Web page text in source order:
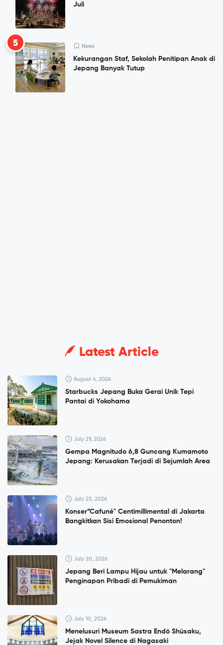
Juli
5 News
Kekurangan Staf, Sekolah Penitipan Anak di
Jepang Banyak Tutup
Latest Article
August 4, 2026
Starbucks Jepang Buka Gerai Unik Tepi
Pantai di Yokohama
July 29, 2026
Gempa Magnitudo 6,8 Guncang Kumamoto
Jepang: Kerusakan Terjadi di Sejumlah Area
July 23, 2026
Konser”Cafuné" Centimillimental di Jakarta
Bangkitkan Sisi Emosional Penonton!
July 20, 2026
Jepang Beri Lampu Hijau untuk "Melarang"
Penginapan Pribadi di Pemukiman
July 10, 2026
Menelusuri Museum Sastra Endō Shūsaku,
Jejak Novel Silence di Nagasaki